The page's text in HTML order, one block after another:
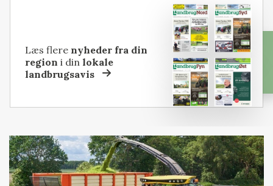
Læs flere nyheder fra din
region i dinlokale
landbrugsavis